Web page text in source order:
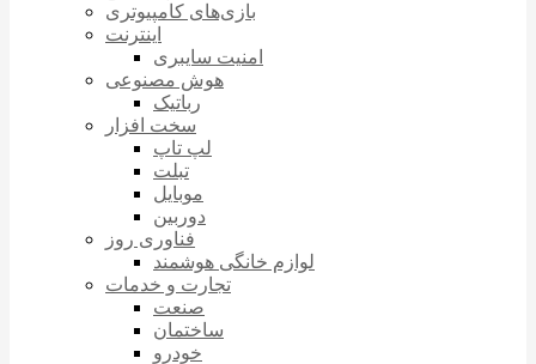
بازی‌های کامپیوتری
اینترنت
امنیت سایبری
هوش مصنوعی
رباتیک
سخت افزار
لپ تاپ
تبلت
موبایل
دوربین
فناوری روز
لوازم خانگی هوشمند
تجارت و خدمات
صنعت
ساختمان
خودرو